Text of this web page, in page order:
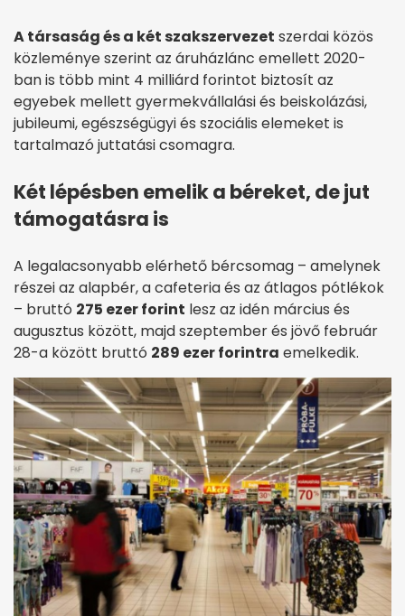
A társaság és a két szakszervezet szerdai közös
közleménye szerint az áruházlánc emellett 2020-
ban is több mint 4 milliárd forintot biztosít az
egyebek mellett gyermekvállalási és beiskolázási,
jubileumi, egészségügyi és szociális elemeket is
tartalmazó juttatási csomagra.
Két lépésben emelik a béreket, de jut
támogatásra is
A legalacsonyabb elérhető bércsomag – amelynek
részei az alapbér, a cafeteria és az átlagos pótlékok
– bruttó 275 ezer forint lesz az idén március és
augusztus között, majd szeptember és jövő február
28-a között bruttó 289 ezer forintra emelkedik.